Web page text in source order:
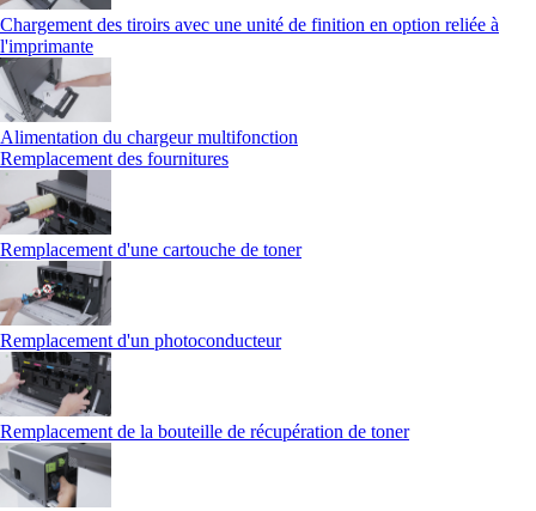
Chargement des tiroirs avec une unité de finition en option reliée à
l'imprimante
Alimentation du chargeur multifonction
Remplacement des fournitures
Remplacement d'une cartouche de toner
Remplacement d'un photoconducteur
Remplacement de la bouteille de récupération de toner